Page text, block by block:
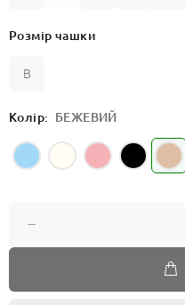
Розмір чашки
B
Колір: БЕЖЕВИЙ